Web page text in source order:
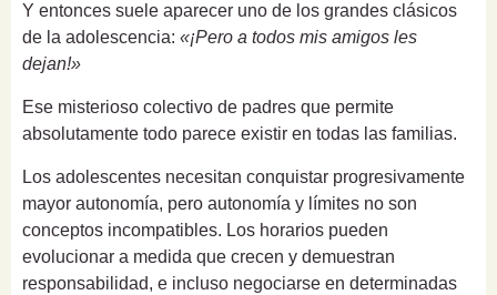
Y entonces suele aparecer uno de los grandes clásicos
de la adolescencia: «¡Pero a todos mis amigos les
dejan!»
Ese misterioso colectivo de padres que permite
absolutamente todo parece existir en todas las familias.
Los adolescentes necesitan conquistar progresivamente
mayor autonomía, pero autonomía y límites no son
conceptos incompatibles. Los horarios pueden
evolucionar a medida que crecen y demuestran
responsabilidad, e incluso negociarse en determinadas